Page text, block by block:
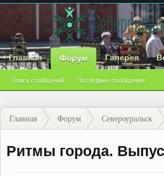
Главная Форум
Поиск сообщений Последние сообщения
Галерея
Главная Форум Североуральск
Ритмы города.